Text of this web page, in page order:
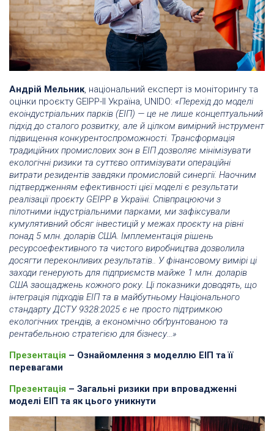
Андрій Мельник, національний експерт із моніторингу та
оцінки проєкту GEIPP-II Україна, UNIDO: «Перехід до моделі
екоіндустріальних парків (ЕІП) — це не лише концептуальний
підхід до сталого розвитку, але й цілком вимірний інструмент
підвищення конкурентоспроможності. Трансформація
традиційних промислових зон в ЕІП дозволяє мінімізувати
екологічні ризики та суттєво оптимізувати операційні
витрати резидентів завдяки промисловій синергії. Наочним
підтвердженням ефективності цієї моделі є результати
реалізації проєкту GEIPP в Україні. Співпрацюючи з
пілотними індустріальними парками, ми зафіксували
кумулятивний обсяг інвестицій у межах проєкту на рівні
понад 5 млн. доларів США. Імплементація рішень
ресурсоефективного та чистого виробництва дозволила
досягти переконливих результатів.. У фінансовому вимірі ці
заходи генерують для підприємств майже 1 млн. доларів
США заощаджень кожного року. Ці показники доводять, що
інтеграція підходів ЕІП та в майбутньому Національного
стандарту ДСТУ 9328:2025 є не просто підтримкою
екологічних трендів, а економічно обґрунтованою та
рентабельною стратегією для бізнесу...»
Презентація – Ознайомлення з моделлю ЕІП та її
перевагами
Презентація – Загальні ризики при впровадженні
моделі ЕІП та як цього уникнути